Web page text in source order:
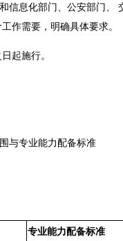
信息化部门、公安部门、
作需要，明确具体要求。
起施行。
与专业能力配备标准
专业能力配备标准